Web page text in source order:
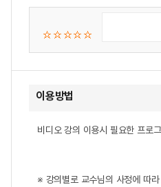
이용방법
비디오 강의 이용시 필요한 프로
※ 강의별로 교수님의 사정에 따